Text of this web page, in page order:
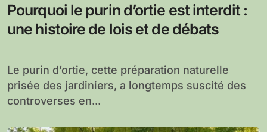
Pourquoi le purin d’ortie est interdit :
une histoire de lois et de débats
Le purin d’ortie, cette préparation naturelle
prisée des jardiniers, a longtemps suscité des
controverses en...